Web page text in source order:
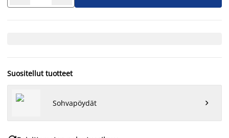
Suositellut tuotteet
Sohvapöydät 